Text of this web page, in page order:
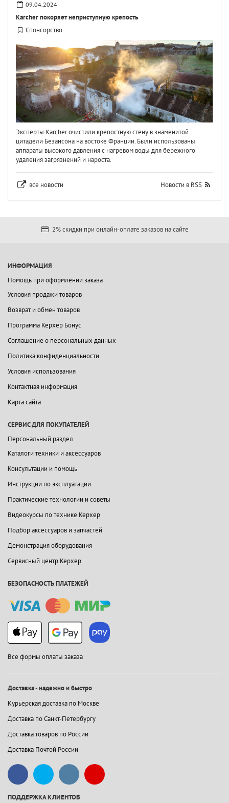
09.04.2024
Karcher покоряет неприступную крепость
Спонсорство
Эксперты Karcher очистили крепостную стену в знаменитой
цитадели Безансона на востоке Франции. Были использованы
аппараты высокого давления с нагревом воды для бережного
удаления загрязнений и нароста.
все новости Новости в RSS
2% скидки при онлайн-оплате заказов на сайте
ИНФОРМАЦИЯ
Помощь при оформлении заказа
Условия продажи товаров
Возврат и обмен товаров
Программа Керхер Бонус
Соглашение о персональных данных
Политика конфиденциальности
Условия использования
Контактная информация
Карта сайта
СЕРВИС ДЛЯ ПОКУПАТЕЛЕЙ
Персональный раздел
Каталоги техники и аксессуаров
Консультации и помощь
Инструкции по эксплуатации
Практические технологии и советы
Видеокурсы по технике Керхер
Подбор аксессуаров и запчастей
Демонстрация оборудования
Сервисный центр Керхер
БЕЗОПАСНОСТЬ ПЛАТЕЖЕЙ
Все формы оплаты заказа
Доставка - надежно и быстро
Курьерская доставка по Москве
Доставка по Санкт-Петербургу
Доставка товаров по России
Доставка Почтой России
ПОДДЕРЖКА КЛИЕНТОВ